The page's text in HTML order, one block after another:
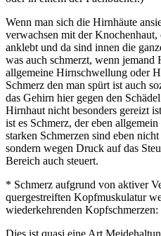
Wenn man sich die Hirnhäute
verwachsen mit der
anklebt und da sind innen die
was auch schmerzt, wenn jemand
allgemeine Hirnschwellung oder
Schmerz den man spürt ist auch
das Gehirn hier gegen den
Hirnhaut nicht besonders gereizt
ist es Schmerz, der eben
starken Schmerzen sind eben
sondern wegen Druck auf das
Bereich auch steuert.
* Schmerz aufgrund von aktiver
quergestreiften Kopfmuskulatur
wiederkehrenden Kopfschmerzen:
Dies ist quasi eine Art